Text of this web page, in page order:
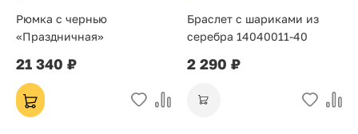
Рюмка с чернью
«Праздничная»
21 340 ₽
Браслет с шариками из
серебра 14040011-40
2 290 ₽